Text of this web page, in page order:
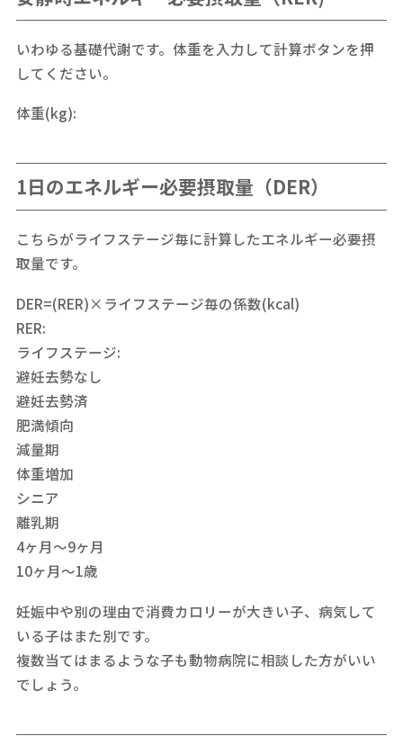
いわゆる基礎代謝です。体重を入力して計算ボタンを押
してください。
体重(kg):
1日のエネルギー必要摂取量（DER）
こちらがライフステージ毎に計算したエネルギー必要摂
取量です。
DER=(RER)×ライフステージ毎の係数(kcal)
RER:
ライフステージ:
避妊去勢なし
避妊去勢済
肥満傾向
減量期
体重増加
シニア
離乳期
4ヶ月～9ヶ月
10ヶ月～1歳
妊娠中や別の理由で消費カロリーが大きい子、病気して
いる子はまた別です。
複数当てはまるような子も動物病院に相談した方がいい
でしょう。